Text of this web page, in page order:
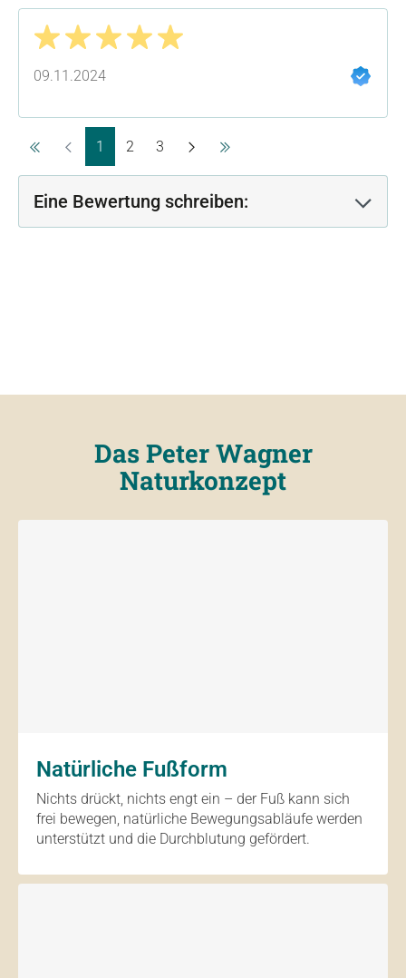
Bewertung mit 5 von 5 Sternen
09.11.2024
Seite
1 Seite
2 Seite
3
Eine Bewertung schreiben:
Das Peter Wagner
Naturkonzept
Natürliche Fußform
Nichts drückt, nichts engt ein – der Fuß kann sich
frei bewegen, natürliche Bewegungsabläufe werden
unterstützt und die Durchblutung gefördert.